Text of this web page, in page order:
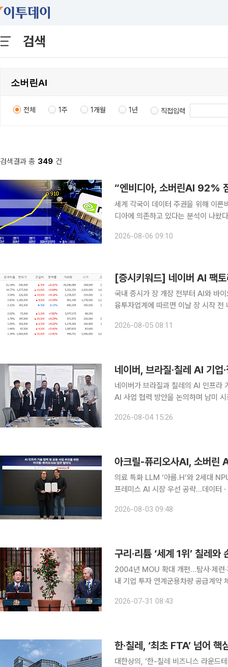
검색
전체 1주 1개월 1년 직접입력
검색결과 총 349 건
세계 각국이 데이터 주권을 위해 이른
디아에 의존하고 있다는 분석이 나왔다. 6일 연합뉴스에 따르면 시장조사기관 카운터포인트
를 사용하고 있다고 밝혔다. 엔비디
2026-08-06 09:10
[증시키워드] 네이버 AI 팩
국내 증시가 장 개장 전부터 AI와 바이
융투자업계에 따르면 이날 장 시작
성전자와 SK하이닉스는 장중 극심한
2026-08-05 08:11
네이버, 브라질·칠레 AI 기
네이버가 브라질과 칠레의 AI 인프라
AI 사업 협력 방안을 논의하며 남미 시장 공략에 나섰다. 네이버
사절단으로 동행해 브라질과 칠레의
2026-08-04 15:26
아크릴-퓨리오사AI, 소버린
의료 특화 LLM ‘아름.H’와 2세대
프레미스 AI 시장 우선 공략…데이터ㆍ인프라 주권 확보 국산 AI
라 전문기업 아크릴과 AI 반도체 기업
2026-08-03 09:48
구리·리튬 ‘세계 1위’ 칠레
2004년 MOU 확대 개편…탐사·제련
내 기업 투자 연계군용차량 공급계약 체결…수
자원 거래에 머물지 않고 공동 탐사와
2026-07-31 08:43
한·칠레, ‘최초 FTA’ 넘어
대한상의, ‘한-칠레 비즈니스 라운드테이블’ 개최 한국과 칠레 경제계가 자